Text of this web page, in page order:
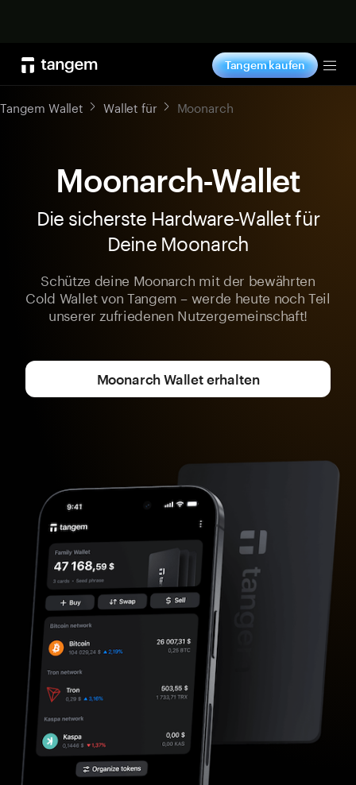
Tangem kaufen
Tangem Wallet Wallet für Moonarch
Moonarch-Wallet
Die sicherste Hardware-Wallet für
Deine Moonarch
Schütze deine Moonarch mit der bewährten
Cold Wallet von Tangem – werde heute noch Teil
unserer zufriedenen Nutzergemeinschaft!
Moonarch Wallet erhalten